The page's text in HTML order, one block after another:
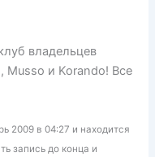
владельцев
Musso и Korando! Все
2009 в 04:27 и находится
запись до конца и